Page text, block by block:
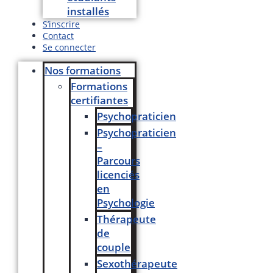
installés
S’inscrire
Contact
Se connecter
Nos formations
Formations
certifiantes
Psychopraticien
Psychopraticien
–
Parcours
licenciés
en
Psychologie
Thérapeute
de
couple
Sexothérapeute